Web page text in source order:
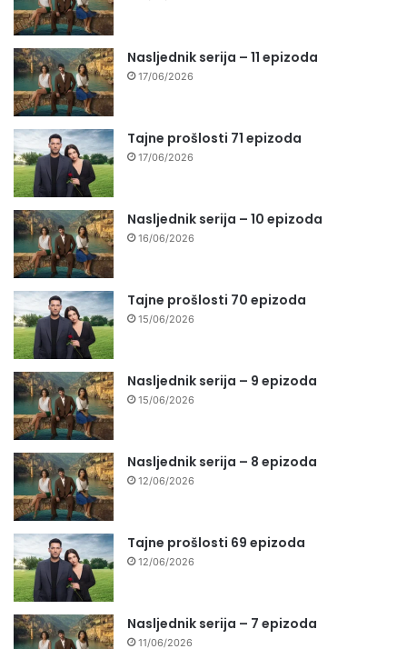
Nasljednik serija – 11 epizoda
17/06/2026
Tajne prošlosti 71 epizoda
17/06/2026
Nasljednik serija – 10 epizoda
16/06/2026
Tajne prošlosti 70 epizoda
15/06/2026
Nasljednik serija – 9 epizoda
15/06/2026
Nasljednik serija – 8 epizoda
12/06/2026
Tajne prošlosti 69 epizoda
12/06/2026
Nasljednik serija – 7 epizoda
11/06/2026